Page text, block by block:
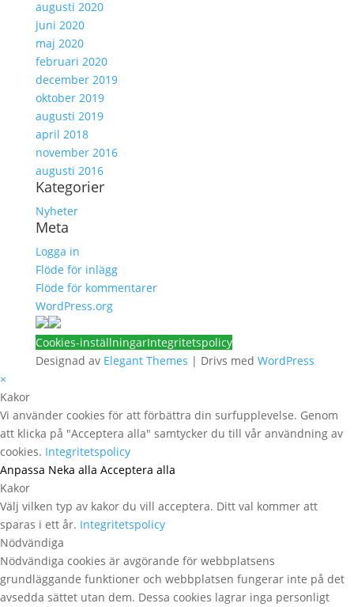
augusti 2020
juni 2020
maj 2020
februari 2020
december 2019
oktober 2019
augusti 2019
april 2018
november 2016
augusti 2016
Kategorier
Nyheter
Meta
Logga in
Flöde för inlägg
Flöde för kommentarer
WordPress.org
Cookies-inställningarIntegritetspolicy
Designad av Elegant Themes | Drivs med WordPress
×
Kakor
Vi använder cookies för att förbättra din surfupplevelse. Genom
att klicka på "Acceptera alla" samtycker du till vår användning av
cookies. Integritetspolicy
Anpassa Neka alla Acceptera alla
Kakor
Välj vilken typ av kakor du vill acceptera. Ditt val kommer att
sparas i ett år. Integritetspolicy
Nödvändiga
Nödvändiga cookies är avgörande för webbplatsens
grundläggande funktioner och webbplatsen fungerar inte på det
avsedda sättet utan dem. Dessa cookies lagrar inga personligt